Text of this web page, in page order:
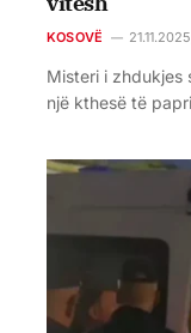
KOSOVË
Misteri i zhdukjes
një kthesë të